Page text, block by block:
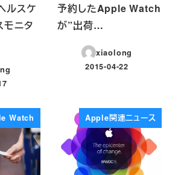
ルスケ
モニタ
予約したApple Watch
が”出荷…
xiaolong
投稿日
2015-04-22
Watch Apple関連ニュース